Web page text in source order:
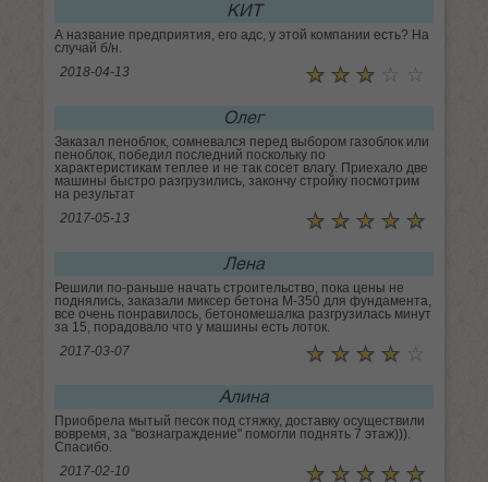
КИТ
А название предприятия, его адс, у этой компании есть? На
случай б/н.
2018-04-13
☆ ☆ ☆ ☆ ☆
★ ★ ★ ★ ★
Олег
Заказал пеноблок, сомневался перед выбором газоблок или
пеноблок, победил последний поскольку по
характеристикам теплее и не так сосет влагу. Приехало две
машины быстро разгрузились, закончу стройку посмотрим
на результат
2017-05-13
☆ ☆ ☆ ☆ ☆
★ ★ ★ ★ ★
Лена
Решили по-раньше начать строительство, пока цены не
поднялись, заказали миксер бетона М-350 для фундамента,
все очень понравилось, бетономешалка разгрузилась минут
за 15, порадовало что у машины есть лоток.
2017-03-07
☆ ☆ ☆ ☆ ☆
★ ★ ★ ★ ★
Алина
Приобрела мытый песок под стяжку, доставку осуществили
вовремя, за "вознаграждение" помогли поднять 7 этаж))).
Спасибо.
2017-02-10
☆ ☆ ☆ ☆ ☆
★ ★ ★ ★ ★